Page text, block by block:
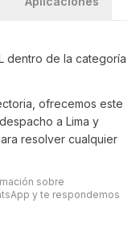
dentro de la categoría
ofrecemos este
a Lima y
resolver cualquier
sobre
y te respondemos